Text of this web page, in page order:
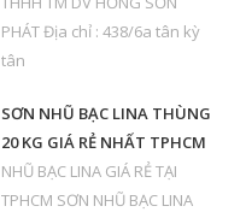
PHÁT Địa chỉ : 438/6a tân kỳ
tân
SƠN NHŨ BẠC LINA THÙNG
20 KG GIÁ RẺ NHẤT TPHCM
NHŨ BẠC LINA GIÁ RẺ TẠI
TPHCM SƠN NHŨ BẠC LINA